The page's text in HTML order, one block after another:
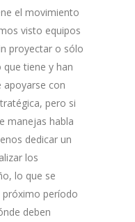
el movimiento
visto equipos
proyectar o sólo
tiene y han
apoyarse con
pero si
manejas habla
dedicar un
los
lo que se
próximo período
deben